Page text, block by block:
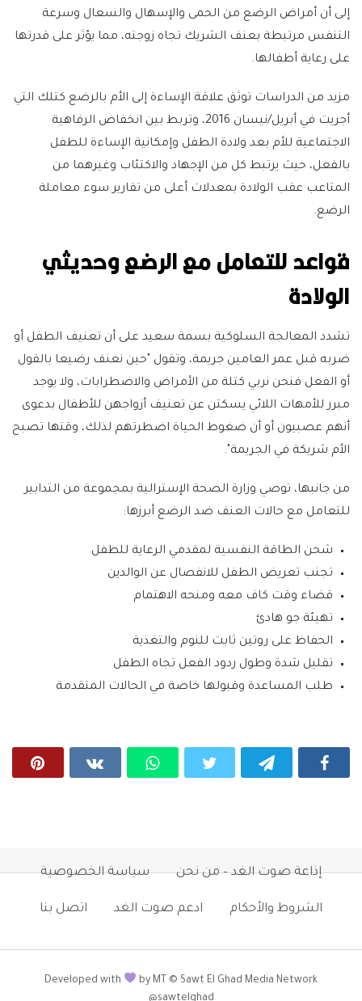
إلى أن أمراض الرضع من الحمى والإسهال والسعال وسرعة
التنفس مرتبطة بعنف الشريك تجاه زوجته، مما يؤثر على قدرتها
على رعاية أطفالها.
مزيد من الدراسات توثق علاقة الإساءة إلى الأم بالرضع كتلك التي
أجريت في أبريل/نيسان 2016، وتربط بين انخفاض الرفاهية
الاجتماعية للأم بعد ولادة الطفل وإمكانية الإساءة للطفل
بالفعل، حيث يرتبط كل من الإجهاد والاكتئاب وغيرهما من
المتاعب عقب الولادة بمعدلات أعلى من تقارير سوء معاملة
الرضع.
قواعد للتعامل مع الرضع وحديثي
الولادة
تشدد المعالجة السلوكية بسمة سعيد على أن تعنيف الطفل أو
ضربه قبل عمر العامين جريمة، وتقول "حين نعنف رضيعا بالقول
أو الفعل فنحن نربي كتلة من الأمراض والاضطرابات، ولا يوجد
مبرر للأمهات اللائي يسكتن عن تعنيف أزواجهن للأطفال بدعوى
أنهم عصبيون أو أن ضغوط الحياة اضطرتهم لذلك، وقتها تصبح
الأم شريكة في الجريمة".
من جانبها، توصي وزارة الصحة الإسترالية بمجموعة من التدابير
للتعامل مع حالات العنف ضد الرضع أبرزها:
شحن الطاقة النفسية لمقدمي الرعاية للطفل
تجنب تعريض الطفل للانفصال عن الوالدين
قضاء وقت كاف معه ومنحه الاهتمام
تهيئة جو هادئ
الحفاظ على روتين ثابت للنوم والتغذية
تقليل شدة وطول ردود الفعل تجاه الطفل
طلب المساعدة وقبولها خاصة في الحالات المتقدمة
إذاعة صوت الغد – من نحن سياسة الخصوصية
الشروط والأحكام ادعم صوت الغد اتصل بنا
Developed with
by MT © Sawt El Ghad Media Network
@sawtelghad